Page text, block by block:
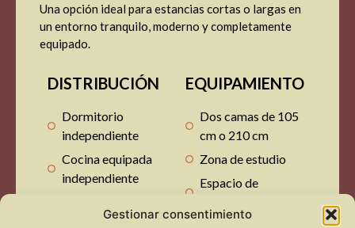
Gestionar consentimiento
Una opción ideal para estancias cortas o largas en
un entorno tranquilo, moderno y completamente
equipado.
DISTRIBUCIÓN
Dormitorio
independiente
Cocina equipada
independiente
diferenciada
EQUIPAMIENTO
Dos camas de 105
cm o 210 cm
Zona de estudio
Espacio de